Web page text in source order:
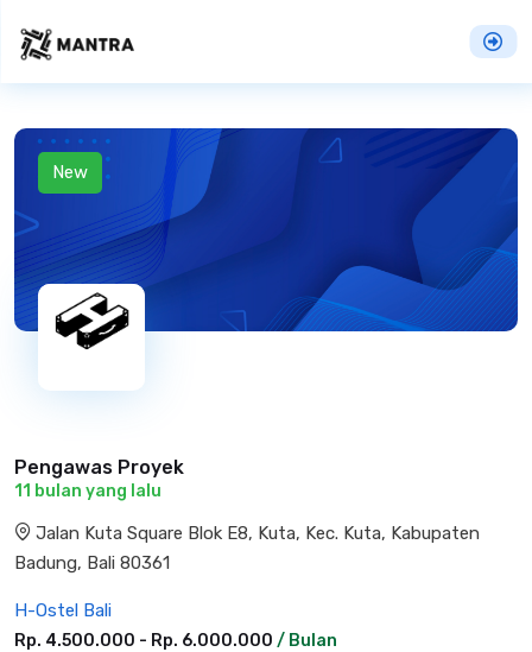
New
Pengawas Proyek
11 bulan yang lalu
Jalan Kuta Square Blok E8, Kuta, Kec. Kuta, Kabupaten
Badung, Bali 80361
H-Ostel Bali
Rp. 4.500.000 - Rp. 6.000.000 / Bulan